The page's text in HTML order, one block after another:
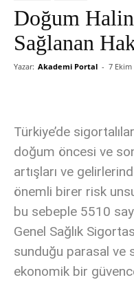
Doğum
Sağlanan
Yazar: Akademi Portal - 7 Ekim
Türkiye’de
doğum öncesi ve
artışları ve
önemli birer risk
bu sebeple 5510
Genel Sağlık
sunduğu parasal ve
ekonomik bir